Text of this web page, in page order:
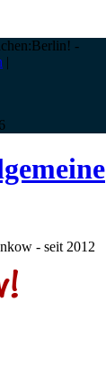
-
|
- seit 2012